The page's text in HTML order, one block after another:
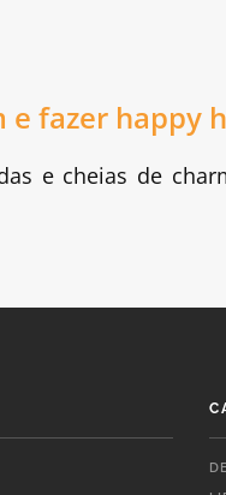
e fazer happy
e cheias de